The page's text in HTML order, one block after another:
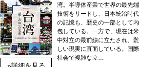
湾。半導体産業で世界の最先端
技術をリードし、日本統治時代
の記憶も、歴史の一部として内
包している。一方で、現在は米
中対立の最前線に立たされ、難
しい現実に直面している。国際
社会で複雑な立…